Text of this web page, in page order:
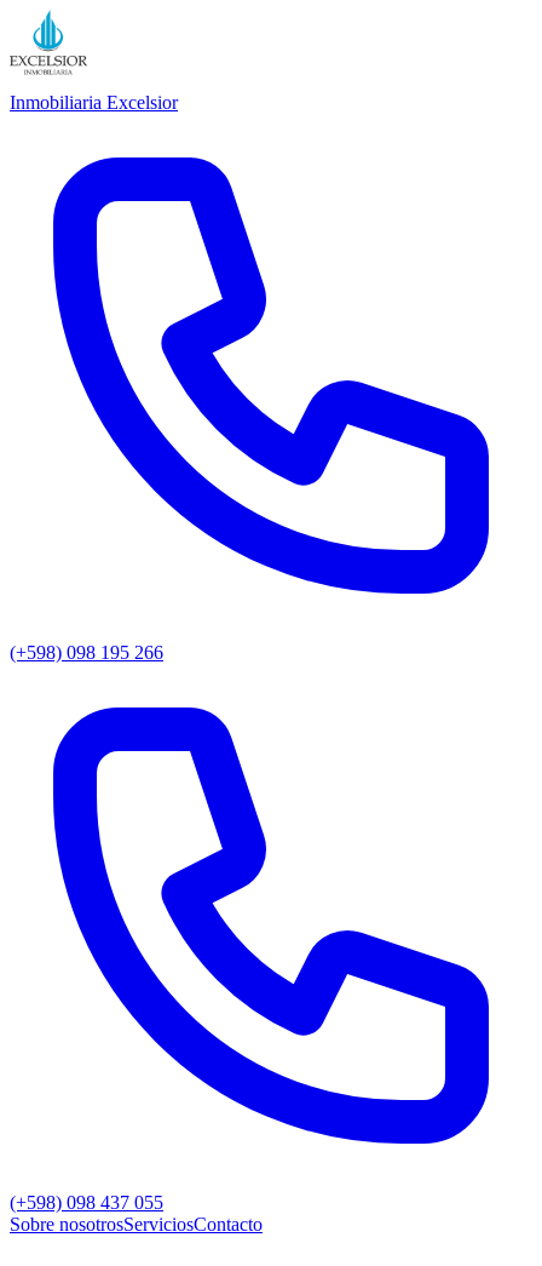
Inmobiliaria Excelsior
(+598) 098 195 266
(+598) 098 437 055
Sobre nosotrosServiciosContacto